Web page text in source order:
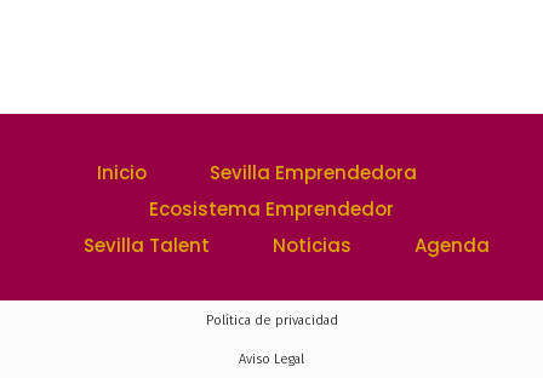
Inicio
Sevilla Emprendedora
Ecosistema Emprendedor
Sevilla Talent
Noticias Agenda
Política de privacidad
Aviso Legal